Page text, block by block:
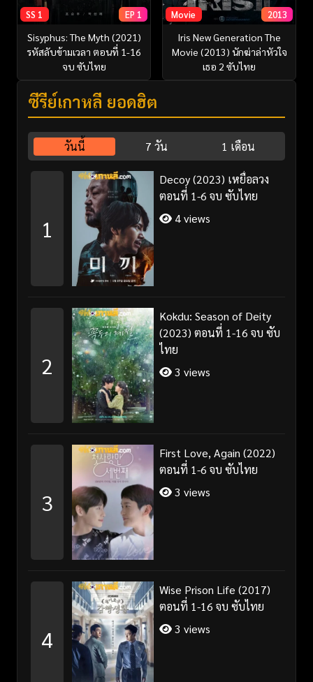
SS 1 EP 1
Sisyphus: The Myth (2021)
รหัสลับข้ามเวลา ตอนที่ 1-16
จบ ซับไทย
Movie 2013
Iris New Generation The
Movie (2013) นักฆ่าล่าหัวใจ
เธอ 2 ซับไทย
ซีรี่ย์เกาหลี ยอดฮิต
วันนี้ 7 วัน 1 เดือน
1
Decoy (2023) เหยื่อลวง
ตอนที่ 1-6 จบ ซับไทย
4 views
2
Kokdu: Season of Deity
(2023) ตอนที่ 1-16 จบ ซับ
ไทย
3 views
3
First Love, Again (2022)
ตอนที่ 1-6 จบ ซับไทย
3 views
4
Wise Prison Life (2017)
ตอนที่ 1-16 จบ ซับไทย
3 views